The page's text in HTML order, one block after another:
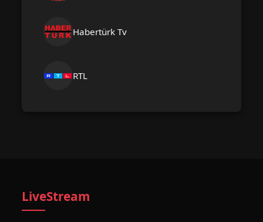
Habertürk Tv
RTL
LiveStream